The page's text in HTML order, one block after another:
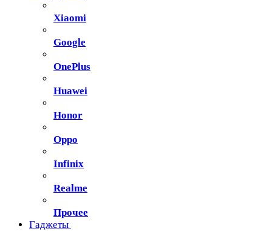
Xiaomi
Google
OnePlus
Huawei
Honor
Oppo
Infinix
Realme
Прочее
Гаджеты